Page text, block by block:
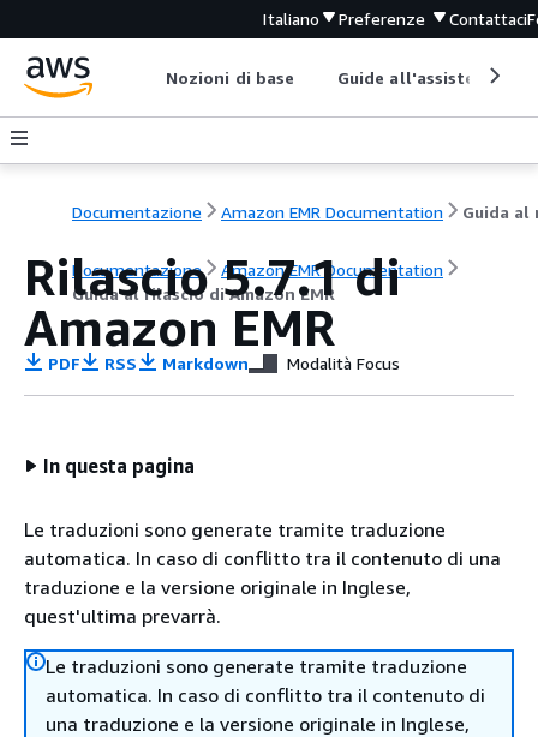
Italiano Preferenze Contattaci
Nozioni di base Guide all'assistenza
Documentazione Amazon EMR Documentation
Documentazione
Amazon EMR Documentation
Guida al rilascio di Amazon EMR
Rilascio 5.7.1 di
Amazon EMR
PDF RSS Markdown Modalità Focus
In questa pagina
Le traduzioni sono generate tramite traduzione
automatica. In caso di conflitto tra il contenuto di una
traduzione e la versione originale in Inglese,
quest'ultima prevarrà.
Le traduzioni sono generate tramite traduzione
automatica. In caso di conflitto tra il contenuto di
una traduzione e la versione originale in Inglese,